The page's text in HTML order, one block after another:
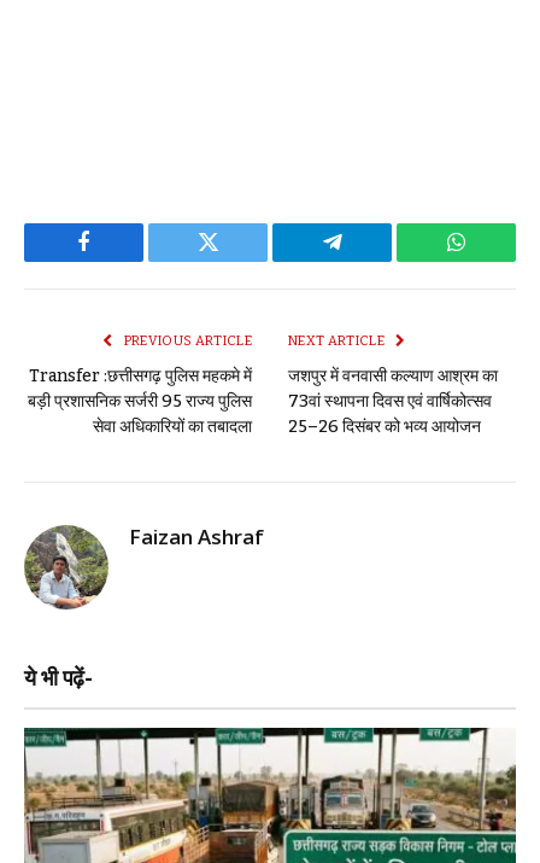
Facebook Twitter Telegram
PREVIOUS ARTICLE
Transfer :छत्तीसगढ़ पुलिस महकमे में
बड़ी प्रशासनिक सर्जरी 95 राज्य पुलिस
सेवा अधिकारियों का तबादला
NEXT ARTICLE
जशपुर में वनवासी कल्याण आश्रम का
73वां स्थापना दिवस एवं वार्षिकोत्सव
25–26 दिसंबर को भव्य आयोजन
Faizan Ashraf
ये भी पढ़ें-